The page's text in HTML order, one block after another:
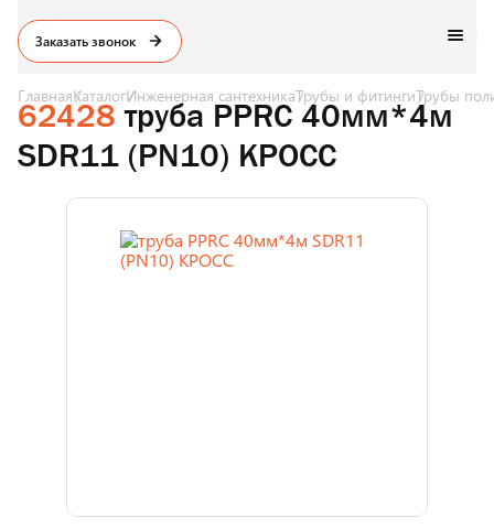
Заказать звонок
ГлавнаяКаталогИнженерная сантехникаТрубы и фитингиТрубы
62428 труба PPRC 40мм*4м
SDR11 (PN10) КРОСС